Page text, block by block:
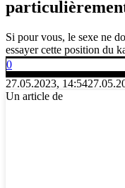
Si pour vous, le sexe ne
essayer cette position du
0
27.05.2023, 14:54
Un article de